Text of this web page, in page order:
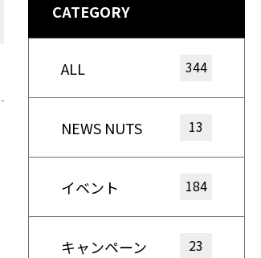
CATEGORY
ALL 344
NEWS NUTS 13
イベント 184
キャンペーン 23